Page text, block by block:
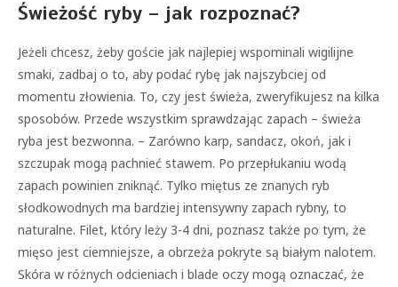
Świeżość ryby – jak rozpoznać?
Jeżeli chcesz, żeby goście jak najlepiej wspominali wigilijne
smaki, zadbaj o to, aby podać rybę jak najszybciej od
momentu złowienia. To, czy jest świeża, zweryfikujesz na kilka
sposobów. Przede wszystkim sprawdzając zapach – świeża
ryba jest bezwonna. – Zarówno karp, sandacz, okoń, jak i
szczupak mogą pachnieć stawem. Po przepłukaniu wodą
zapach powinien zniknąć. Tylko miętus ze znanych ryb
słodkowodnych ma bardziej intensywny zapach rybny, to
naturalne. Filet, który leży 3-4 dni, poznasz także po tym, że
mięso jest ciemniejsze, a obrzeża pokryte są białym nalotem.
Skóra w różnych odcieniach i blade oczy mogą oznaczać, że